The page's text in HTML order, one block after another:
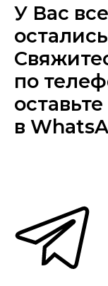
У Вас
по
в